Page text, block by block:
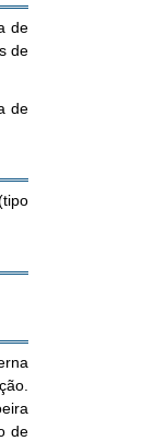
de
de
de
de